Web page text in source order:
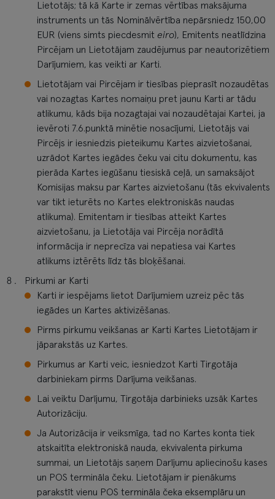
Lietotājs; tā kā Karte ir zemas vērtības maksājuma
instruments un tās Nominālvērtība nepārsniedz 150,00
EUR (viens simts piecdesmit eiro), Emitents neatlīdzina
Pircējam un Lietotājam zaudējumus par neautorizētiem
Darījumiem, kas veikti ar Karti.
Lietotājam vai Pircējam ir tiesības pieprasīt nozaudētas
vai nozagtas Kartes nomaiņu pret jaunu Karti ar tādu
atlikumu, kāds bija nozagtajai vai nozaudētajai Kartei, ja
ievēroti 7.6.punktā minētie nosacījumi, Lietotājs vai
Pircējs ir iesniedzis pieteikumu Kartes aizvietošanai,
uzrādot Kartes iegādes čeku vai citu dokumentu, kas
pierāda Kartes iegūšanu tiesiskā ceļā, un samaksājot
Komisijas maksu par Kartes aizvietošanu (tās ekvivalents
var tikt ieturēts no Kartes elektroniskās naudas
atlikuma). Emitentam ir tiesības atteikt Kartes
aizvietošanu, ja Lietotāja vai Pircēja norādītā
informācija ir neprecīza vai nepatiesa vai Kartes
atlikums iztērēts līdz tās bloķēšanai.
Pirkumi ar Karti
Karti ir iespējams lietot Darījumiem uzreiz pēc tās
iegādes un Kartes aktivizēšanas.
Pirms pirkumu veikšanas ar Karti Kartes Lietotājam ir
jāparakstās uz Kartes.
Pirkumus ar Karti veic, iesniedzot Karti Tirgotāja
darbiniekam pirms Darījuma veikšanas.
Lai veiktu Darījumu, Tirgotāja darbinieks uzsāk Kartes
Autorizāciju.
Ja Autorizācija ir veiksmīga, tad no Kartes konta tiek
atskaitīta elektroniskā nauda, ekvivalenta pirkuma
summai, un Lietotājs saņem Darījumu apliecinošu kases
un POS termināla čeku. Lietotājam ir pienākums
parakstīt vienu POS termināla čeka eksemplāru un